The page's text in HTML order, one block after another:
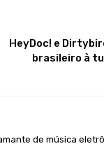
HeyDoc! e
brasileiro à
de música